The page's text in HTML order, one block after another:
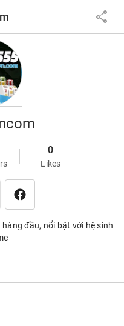
share
0
Likes
đầu, nổi bật với hệ sinh